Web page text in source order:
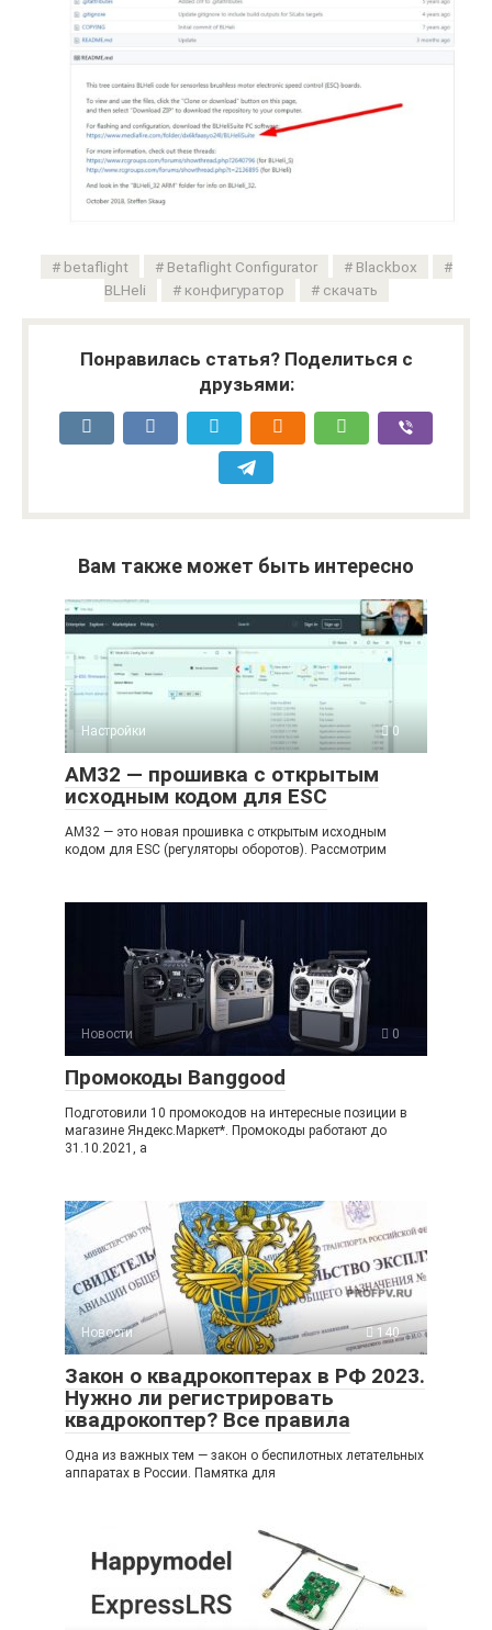
betaflight Betaflight Configurator
Blackbox
BLHeli
конфигуратор скачать
Понравилась статья? Поделиться с
друзьями:
Вам также может быть интересно
Настройки 0
АМ32 — прошивка с открытым
исходным кодом для ESC
АМ32 — это новая прошивка с открытым исходным
кодом для ESC (регуляторы оборотов). Рассмотрим
Новости 0
Промокоды Banggood
Подготовили 10 промокодов на интересные позиции в
магазине Яндекс.Маркет*. Промокоды работают до
31.10.2021, а
Новости 140
Закон о квадрокоптерах в РФ 2023.
Нужно ли регистрировать
квадрокоптер? Все правила
Одна из важных тем — закон о беспилотных летательных
аппаратах в России. Памятка для